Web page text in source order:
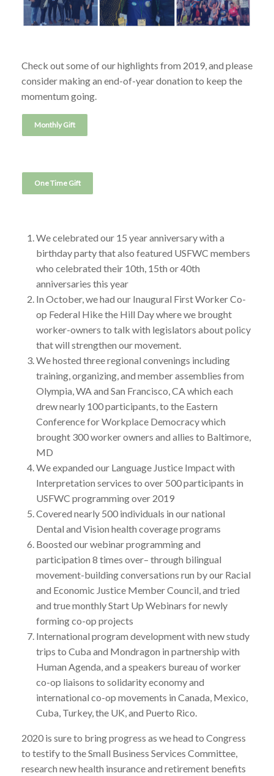
Check out some of our highlights from 2019, and please
consider making an end-of-year donation to keep the
momentum going.
We celebrated our 15 year anniversary with a
birthday party that also featured USFWC members
who celebrated their 10th, 15th or 40th
anniversaries this year
In October, we had our Inaugural First Worker Co-
op Federal Hike the Hill Day where we brought
worker-owners to talk with legislators about policy
that will strengthen our movement.
We hosted three regional convenings including
training, organizing, and member assemblies from
Olympia, WA and San Francisco, CA which each
drew nearly 100 participants, to the Eastern
Conference for Workplace Democracy which
brought 300 worker owners and allies to Baltimore,
MD
We expanded our Language Justice Impact with
Interpretation services to over 500 participants in
USFWC programming over 2019
Covered nearly 500 individuals in our national
Dental and Vision health coverage programs
Boosted our webinar programming and
participation 8 times over– through bilingual
movement-building conversations run by our Racial
and Economic Justice Member Council, and tried
and true monthly Start Up Webinars for newly
forming co-op projects
International program development with new study
trips to Cuba and Mondragon in partnership with
Human Agenda, and a speakers bureau of worker
co-op liaisons to solidarity economy and
international co-op movements in Canada, Mexico,
Cuba, Turkey, the UK, and Puerto Rico.
2020 is sure to bring progress as we head to Congress
to testify to the Small Business Services Committee,
research new health insurance and retirement benefits